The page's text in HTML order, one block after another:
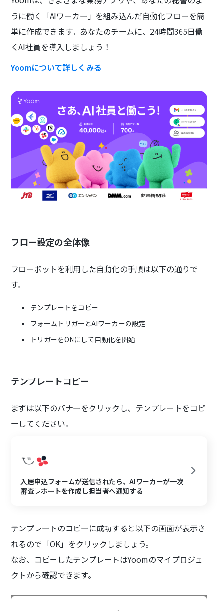
うに働く「AIワーカー」を組み込んだ自動化フローを簡
単に作成できます。あなたのチームに、24時間365日働
くAI社員を導入しましょう！
Yoomについて詳しくみる
フロー設定の全体像
フローボットを利用した自動化の手順は以下の通りで
す。
テンプレートをコピー
フォームトリガーとAIワーカーの設定
トリガーをONにして自動化を開始
テンプレートコピー
まずは以下のバナーをクリックし、テンプレートをコピ
ーしてください。
入居申込フォームが送信されたら、AIワーカーが一次
審査レポートを作成し担当者へ通知する
テンプレートのコピーに成功すると以下の画面が表示さ
れるので「OK」をクリックしましょう。
なお、コピーしたテンプレートはYoomのマイプロジェ
クトから確認できます。